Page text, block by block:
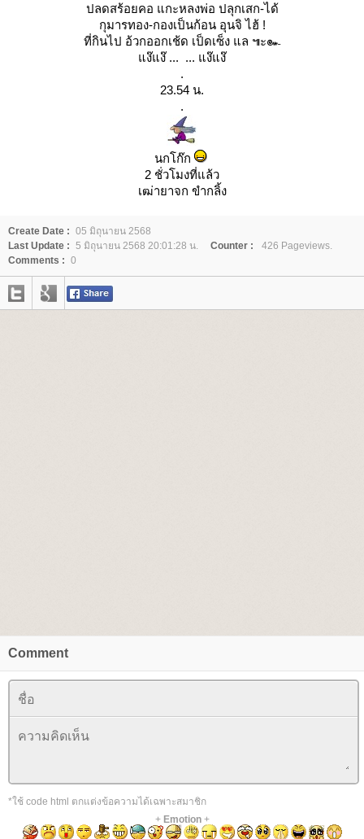
ปลดสร้อยคอ แกะหลงพ่อ ปลุกเสก-ได้
กุมารทอง-กองเป็นก้อน อุนจิ ไฮ้ !
ที่กินไป อ้วกออกเช้ด เป็ดเซ็ง แล ๚ะ๛
ง๊แง๊ ... ... แง๊แง๊
.
23.54 น.
.
นกโก๊ก
2 ชั่วโมงที่แล้ว
เฒ่ายาจก ขำกลิ้ง
Create Date : 05 มิถุนายน 2568
Last Update : 5 มิถุนายน 2568 20:01:28 น. Counter :
426 Pageviews.
Comments : 0
Comment
*ใช้ code html ตกแต่งข้อความได้เฉพาะสมาชิก
+ Emotion+